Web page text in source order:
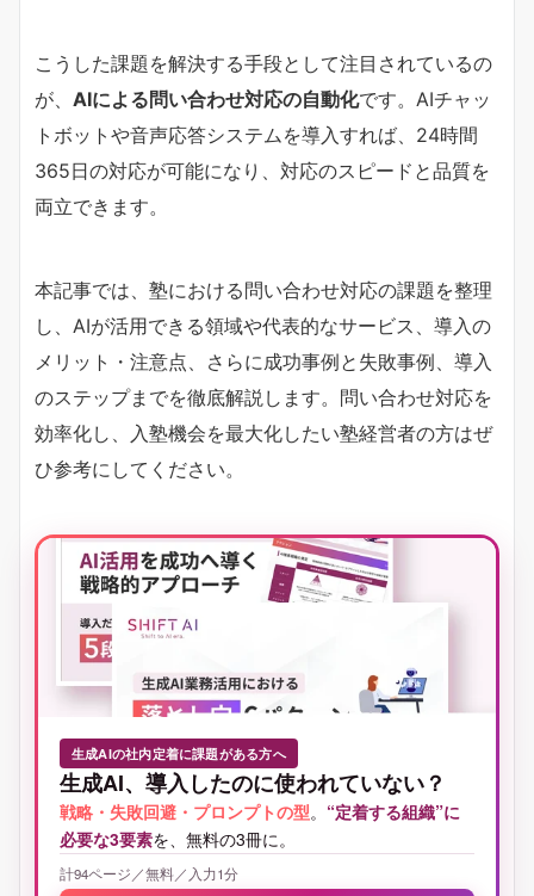
こうした課題を解決する手段として注目されているの
が、 AIによる問い合わせ対応の自動化です。AIチャッ
トボットや音声応答システムを導入すれば、24時間
365日の対応が可能になり、対応のスピードと品質を
両立できます。
本記事では、塾における問い合わせ対応の課題を整理
し、AIが活用できる領域や代表的なサービス、導入の
メリット・注意点、さらに成功事例と失敗事例、導入
のステップまでを徹底解説します。問い合わせ対応を
効率化し、入塾機会を最大化したい塾経営者の方はぜ
ひ参考にしてください。
生成AIの社内定着に課題がある方へ
生成AI、導入したのに使われていない？
戦略・失敗回避・プロンプトの型。 “定着する組織”に
必要な3要素を、無料の3冊に。
計94ページ／無料／入力1分